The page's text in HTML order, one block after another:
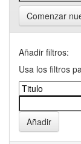
Comenzar
Añadir filtros:
Usa los filtros